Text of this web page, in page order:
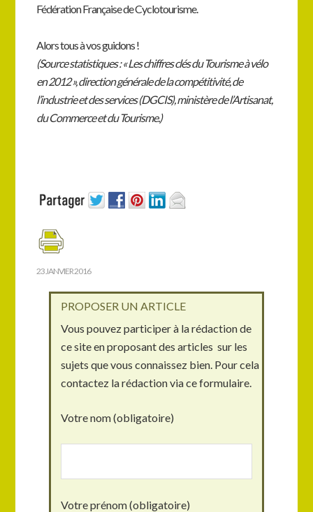
Fédération Française de Cyclotourisme.
Alors tous à vos guidons !
(Source statistiques : « Les chiffres clés du Tourisme à vélo
en 2012 », direction générale de la compétitivité, de
l’industrie et des services (DGCIS), ministère de l’Artisanat,
du Commerce et du Tourisme.)
23 JANVIER 2016
PROPOSER UN ARTICLE
Vous pouvez participer à la rédaction de
ce site en proposant des articles sur les
sujets que vous connaissez bien. Pour cela
contactez la rédaction via ce formulaire.
Votre nom (obligatoire)
Votre prénom (obligatoire)